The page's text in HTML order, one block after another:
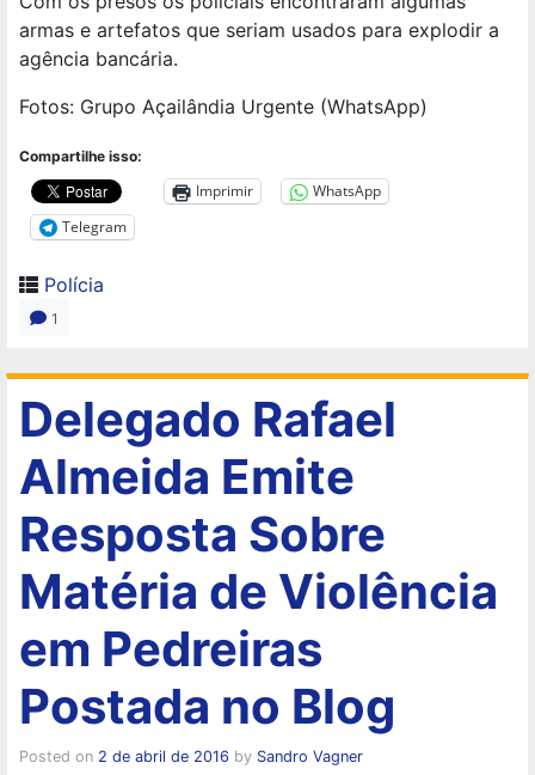
armas e artefatos que seriam usados para explodir a
agência bancária.
Fotos: Grupo Açailândia Urgente (WhatsApp)
Compartilhe isso:
Imprimir
WhatsApp
Telegram
Polícia
1
Delegado Rafael
Almeida Emite
Resposta Sobre
Matéria de Violência
em Pedreiras
Postada no Blog
Posted on 2 de abril de 2016 by Sandro Vagner